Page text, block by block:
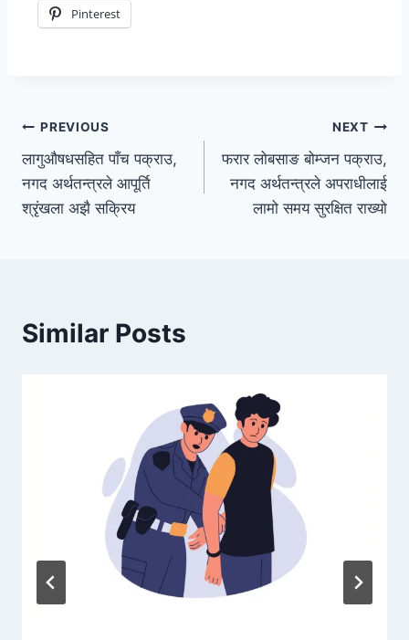
Pinterest
PREVIOUS
लागुऔषधसहित पाँच पक्राउ,
नगद अर्थतन्त्रले आपूर्ति
श्रृंखला अझै सक्रिय
NEXT
फरार लोबसाङ बोम्जन पक्राउ,
नगद अर्थतन्त्रले अपराधीलाई
लामो समय सुरक्षित राख्यो
Similar Posts